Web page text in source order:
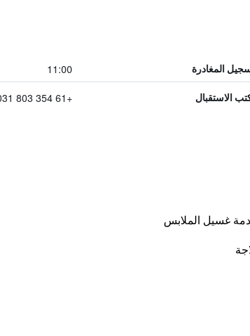
المغادرة 11:00
الاستقبال +61 354 803 031
غسيل الملابس